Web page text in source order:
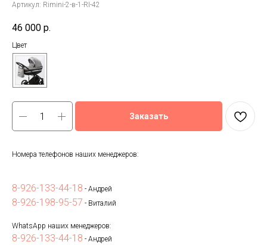
Артикул: Rimini-2-в-1-RI-42
46 000 р.
Цвет
Заказать
Номера телефонов наших менеджеров:
8-926-133-44-18 - Андрей
8-926-198-95-57 - Виталий
WhatsApp наших менеджеров:
8-926-133-44-18 - Андрей